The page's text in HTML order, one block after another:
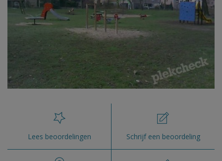
Lees beoordelingen Schrijf een beoordeling